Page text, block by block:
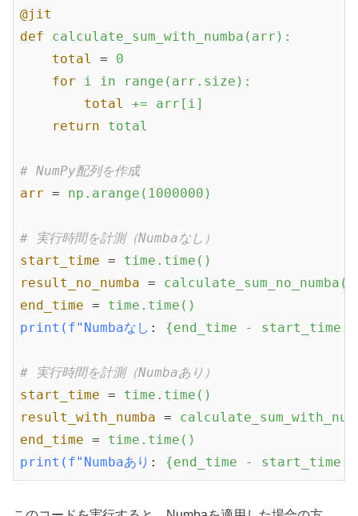
@jit
def
calculate_sum_with_numba(arr):
total
= 0
for
i in range(arr.size):
total
+= arr[i]
return
total
# NumPy配列を作成
arr = np.arange(1000000)
# 実行時間を計測（Numbaなし）
start_time = time.time()
result_no_numba =
end_time = time.time()
print(f"Numbaなし : {end_time -
# 実行時間を計測（Numbaあり）
start_time = time.time()
result_with_numba =
end_time = time.time()
print(f"Numbaあり : {end_time -